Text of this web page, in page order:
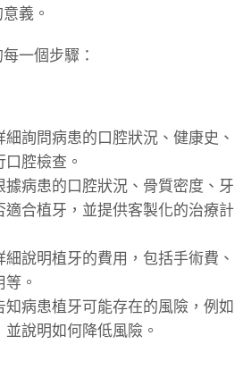
義。
一個步驟：
細詢問病患的口腔狀況、健康史、
腔檢查。
據病患的口腔狀況、骨質密度、牙
適合植牙，並提供客製化的治療計
細說明植牙的費用，包括手術費、
。
知病患植牙可能存在的風險，例如
說明如何降低風險。